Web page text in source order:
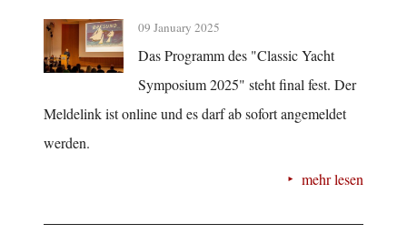
09 January 2025
Das Programm des "Classic Yacht
Symposium 2025" steht final fest. Der
Meldelink ist online und es darf ab sofort angemeldet
werden.
mehr lesen